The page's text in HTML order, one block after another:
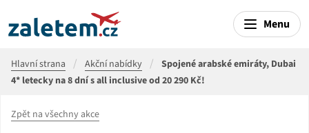
Menu
Hlavní strana Akční nabídky
Spojené arabské emiráty, Dubai
4* letecky na 8 dní s all inclusive od 20 290 Kč!
Zpět na všechny akce